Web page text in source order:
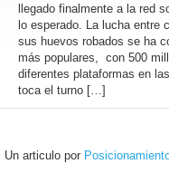
llegado finalmente a la red
lo esperado. La lucha entre
sus huevos robados se ha
más populares, con 500
diferentes plataformas en
toca el turno […]
Un articulo por